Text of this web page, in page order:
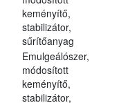
keményítő,
stabilizátor,
sűrítőanyag
Emulgeálószer,
módosított
keményítő,
stabilizátor,